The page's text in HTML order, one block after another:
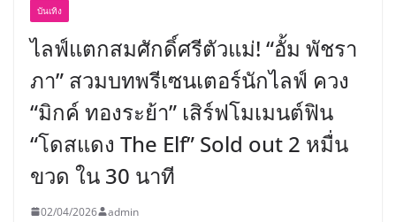
บันเทิง
ไลฟ์แตกสมศักดิ์ศรีตัวแม่! “อั้ม พัชรา
ภา” สวมบทพรีเซนเตอร์นักไลฟ์ ควง
“มิกค์ ทองระย้า” เสิร์ฟโมเมนต์ฟิน
“โดสแดง The Elf” Sold out 2 หมื่น
ขวด ใน 30 นาที
02/04/2026 admin